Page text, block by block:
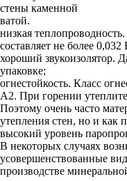
стены каменной
ватой.
низкая
составляет не более
хороший звукоизолятор.
упаковке;
огнестойкость. Класс
А2. При горении
Поэтому очень часто
утепления стен, но и как
высокий уровень
В некоторых случаях
усовершенствованные
производстве